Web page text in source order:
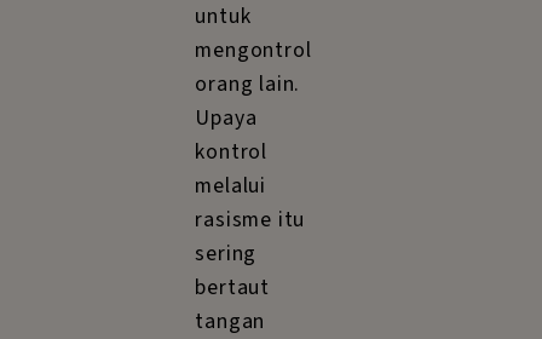
untuk
mengontrol
orang lain.
Upaya
kontrol
melalui
rasisme itu
sering
bertaut
tangan